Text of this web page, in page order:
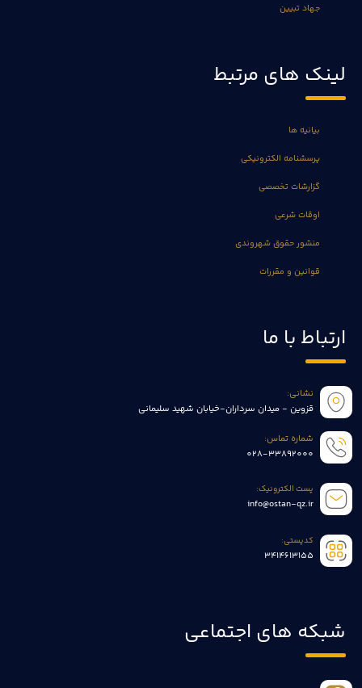
جهاد تبیین
لینک های مرتبط
بیانیه ها
پرسشنامه الکترونیکی
گزارشات تخصصی
اوقات شرعی
منشور حقوق شهروندی
قوانین و مقررات
ارتباط با ما
نشانی:
قزوین - میدان سرداران-خیابان شهید سلیمانی
شماره تماس:
028-33892000
پست الکترونیک:
info@ostan-qz.ir
کدپستی:
3414613155
شبکه های اجتماعی